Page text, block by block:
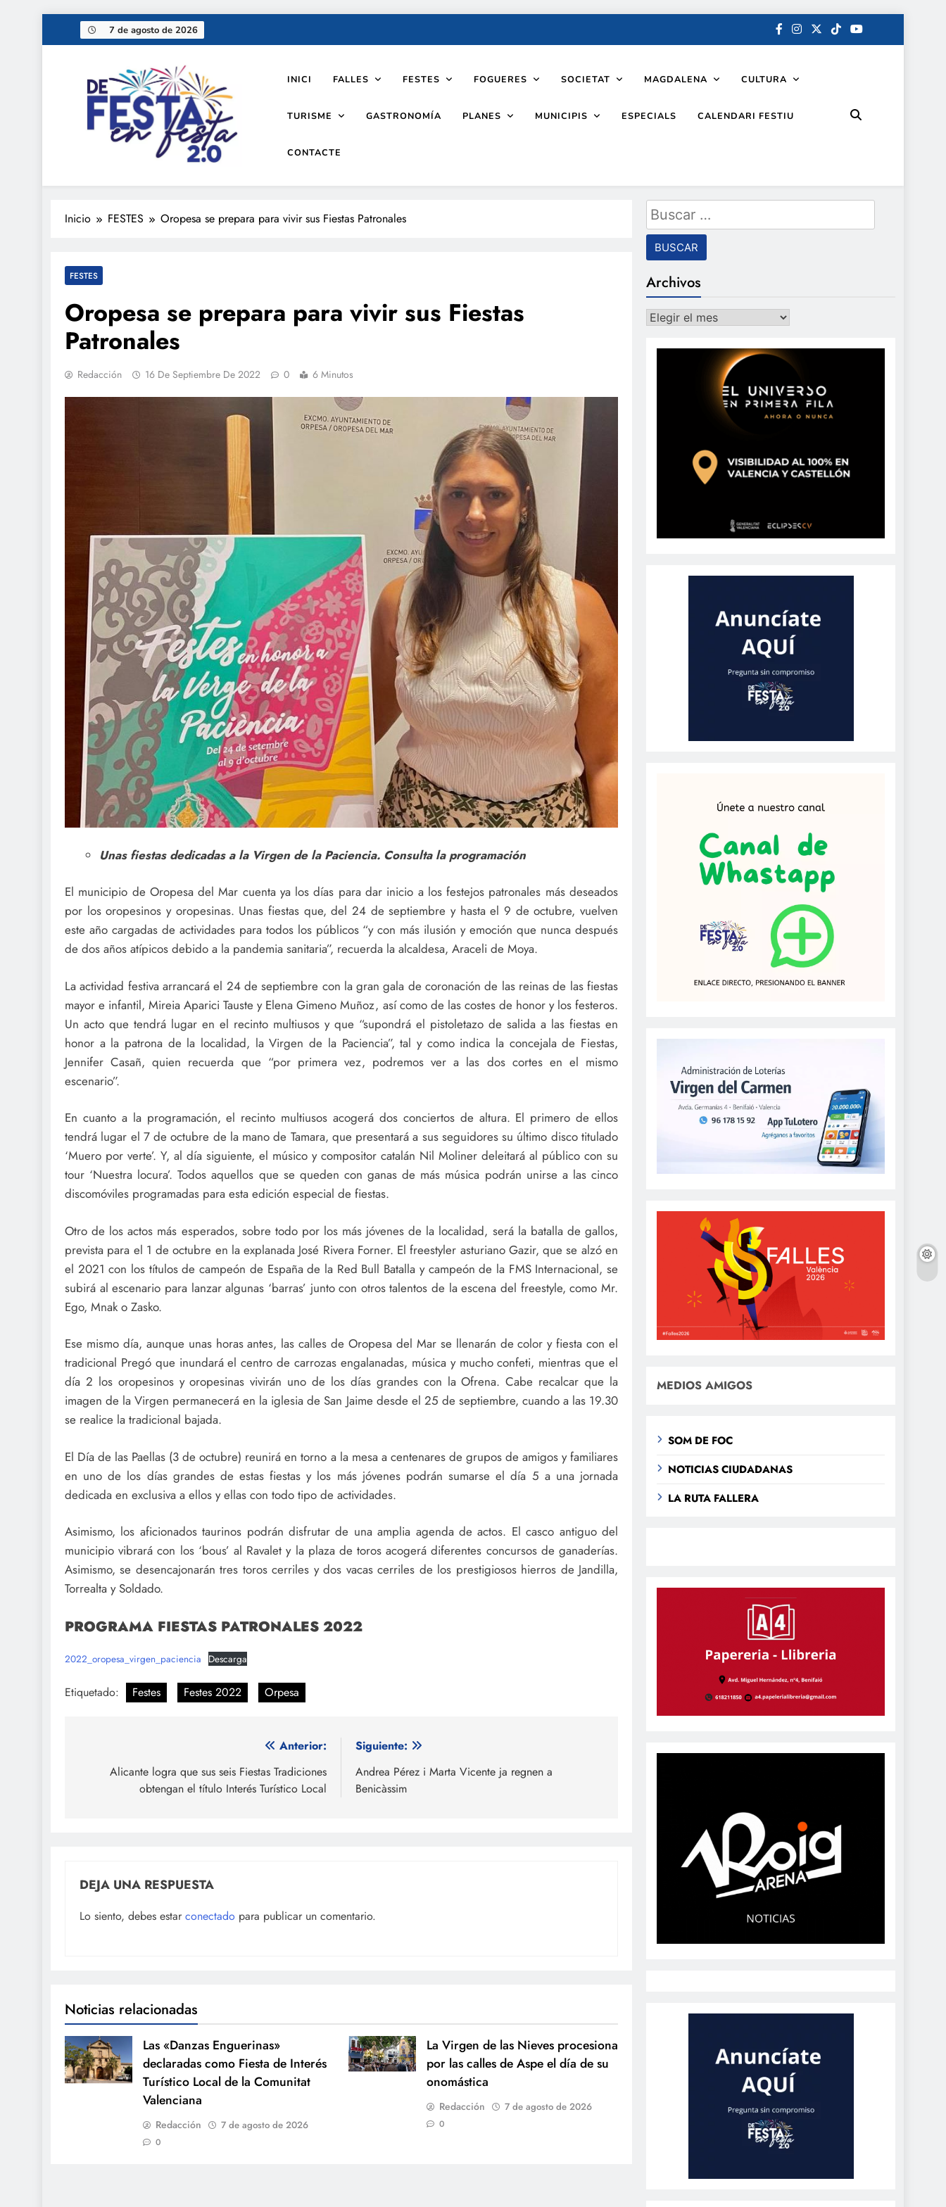
7 de agosto de 2026
De festa en festa 2.0
INICI FALLES FESTES FOGUERES SOCIETAT MAGDALENA CULTURA
TURISME GASTRONOMÍA PLANES MUNICIPIS ESPECIALS CALENDARI FESTIU
CONTACTE
Inicio FESTES Oropesa se prepara para vivir sus Fiestas Patronales
FESTES
Oropesa se prepara para vivir sus Fiestas
Patronales
Redacción 16 De Septiembre De 2022 0 6 Minutos
Unas fiestas dedicadas a la Virgen de la Paciencia. Consulta la programación
El municipio de Oropesa del Mar cuenta ya los días para dar inicio a los festejos patronales más deseados
por los oropesinos y oropesinas. Unas fiestas que, del 24 de septiembre y hasta el 9 de octubre, vuelven
este año cargadas de actividades para todos los públicos “y con más ilusión y emoción que nunca después
de dos años atípicos debido a la pandemia sanitaria”, recuerda la alcaldesa, Araceli de Moya.
La actividad festiva arrancará el 24 de septiembre con la gran gala de coronación de las reinas de las fiestas
mayor e infantil, Mireia Aparici Tauste y Elena Gimeno Muñoz, así como de las costes de honor y los festeros.
Un acto que tendrá lugar en el recinto multiusos y que “supondrá el pistoletazo de salida a las fiestas en
honor a la patrona de la localidad, la Virgen de la Paciencia”, tal y como indica la concejala de Fiestas,
Jennifer Casañ, quien recuerda que “por primera vez, podremos ver a las dos cortes en el mismo
escenario”.
En cuanto a la programación, el recinto multiusos acogerá dos conciertos de altura. El primero de ellos
tendrá lugar el 7 de octubre de la mano de Tamara, que presentará a sus seguidores su último disco titulado
‘Muero por verte’. Y, al día siguiente, el músico y compositor catalán Nil Moliner deleitará al público con su
tour ‘Nuestra locura’. Todos aquellos que se queden con ganas de más música podrán unirse a las cinco
discomóviles programadas para esta edición especial de fiestas.
Otro de los actos más esperados, sobre todo por los más jóvenes de la localidad, será la batalla de gallos,
prevista para el 1 de octubre en la explanada José Rivera Forner. El freestyler asturiano Gazir, que se alzó en
el 2021 con los títulos de campeón de España de la Red Bull Batalla y campeón de la FMS Internacional, se
subirá al escenario para lanzar algunas ‘barras’ junto con otros talentos de la escena del freestyle, como Mr.
Ego, Mnak o Zasko.
Ese mismo día, aunque unas horas antes, las calles de Oropesa del Mar se llenarán de color y fiesta con el
tradicional Pregó que inundará el centro de carrozas engalanadas, música y mucho confeti, mientras que el
día 2 los oropesinos y oropesinas vivirán uno de los días grandes con la Ofrena. Cabe recalcar que la
imagen de la Virgen permanecerá en la iglesia de San Jaime desde el 25 de septiembre, cuando a las 19.30
se realice la tradicional bajada.
El Día de las Paellas (3 de octubre) reunirá en torno a la mesa a centenares de grupos de amigos y familiares
en uno de los días grandes de estas fiestas y los más jóvenes podrán sumarse el día 5 a una jornada
dedicada en exclusiva a ellos y ellas con todo tipo de actividades.
Asimismo, los aficionados taurinos podrán disfrutar de una amplia agenda de actos. El casco antiguo del
municipio vibrará con los ‘bous’ al Ravalet y la plaza de toros acogerá diferentes concursos de ganaderías.
Asimismo, se desencajonarán tres toros cerriles y dos vacas cerriles de los prestigiosos hierros de Jandilla,
Torrealta y Soldado.
PROGRAMA FIESTAS PATRONALES 2022
2022_oropesa_virgen_paciencia Descarga
Etiquetado: Festes Festes 2022 Orpesa
entradas
Anterior:
Alicante logra que sus seis Fiestas Tradiciones
obtengan el título Interés Turístico Local
Siguiente:
Andrea Pérez i Marta Vicente ja regnen a
Benicàssim
DEJA UNA RESPUESTA
Lo siento, debes estar conectado para publicar un comentario.
Noticias relacionadas
Las «Danzas Enguerinas»
declaradas como Fiesta de Interés
Turístico Local de la Comunitat
Valenciana
Redacción 7 de agosto de 2026
0
La Virgen de las Nieves procesiona
por las calles de Aspe el día de su
onomástica
Redacción 7 de agosto de 2026
0
Buscar:
Archivos
Archivos
MEDIOS AMIGOS
SOM DE FOC
NOTICIAS CIUDADANAS
LA RUTA FALLERA